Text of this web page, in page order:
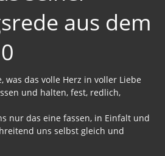
2017, 2016, 2015
aus dem
was das volle Herz in voller Liebe
und halten, fest, redlich,
nur das eine fassen, in Einfalt und
uns selbst gleich und